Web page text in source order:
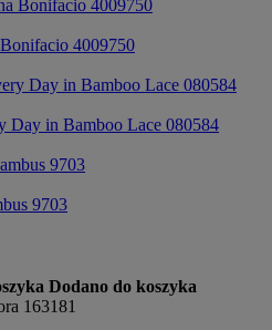
4009750
Day in Bamboo Lace 080584
9703
Dodano do koszyka
163181